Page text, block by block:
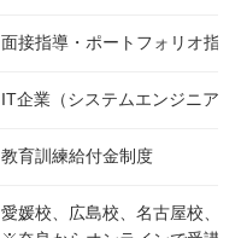
面接指導・ポートフォリオ指導
IT企業（システムエンジニア
教育訓練給付金制度
愛媛校、広島校、名古屋校、島